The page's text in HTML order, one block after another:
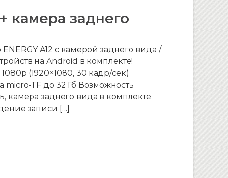
камера заднего
A12 с камерой заднего вида /
на Android в комплекте!
(1920×1080, 30 кадр/сек)
TF до 32 Гб Возможность
камера заднего вида в комплекте
записи […]